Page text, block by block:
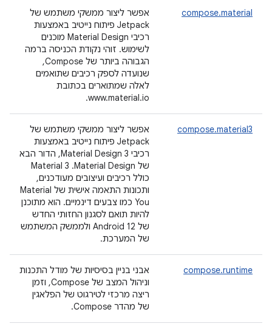
compose.material
אפשר ליצור ממשקי משתמש של
Jetpack פיתוח נייטיב באמצעות
רכיבי Material Design מוכנים
לשימוש. זוהי נקודת הכניסה ברמה
הגבוהה ביותר של Compose,
שנועדה לספק רכיבים שתואמים
לאלה שמתוארים בכתובת
www.material.io.
compose.material3
אפשר ליצור ממשקי משתמש של
Jetpack פיתוח נייטיב באמצעות
רכיבי Material Design 3, הדור הבא
של Material Design. ‫Material 3
כולל רכיבים ועיצובים מעודכנים,
ותכונות התאמה אישית של Material
You כמו צבעים דינמיים. הוא מתוכנן
להיות תואם לסגנון החזותי החדש
של Android 12 ולממשק המשתמש
של המערכת.
compose.runtime
אבני בניין בסיסיות של מודל התכנות
וניהול המצב של Compose, וזמן
ריצה מרכזי לטירגוט של הפלאגין
של מהדר Compose.